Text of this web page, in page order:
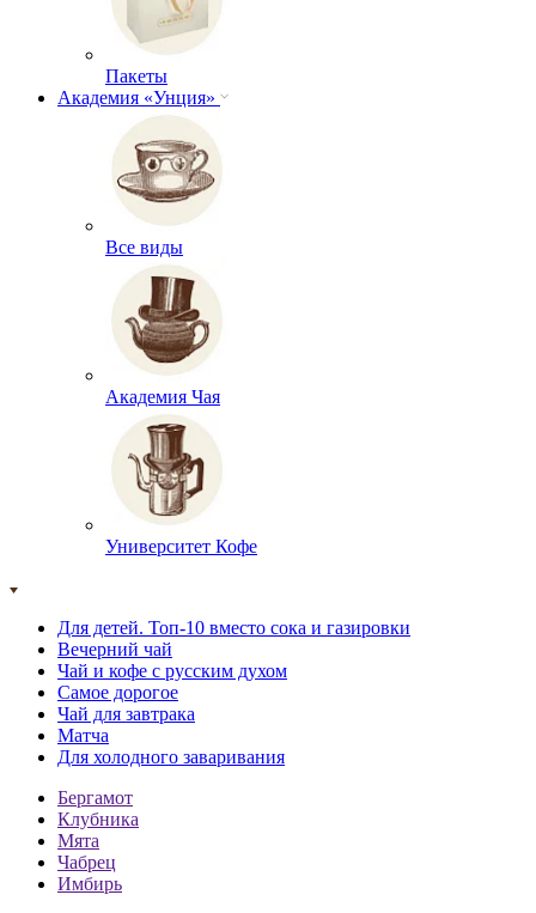
Пакеты
Академия «Унция»
Все виды
Академия Чая
Университет Кофе
Для детей. Топ-10 вместо сока и газировки
Вечерний чай
Чай и кофе с русским духом
Самое дорогое
Чай для завтрака
Матча
Для холодного заваривания
Бергамот
Клубника
Мята
Чабрец
Имбирь